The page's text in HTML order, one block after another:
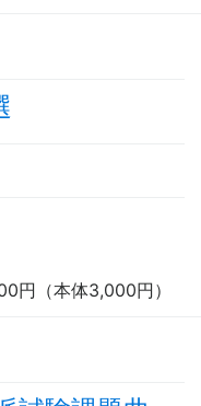
円（本体3,000円）